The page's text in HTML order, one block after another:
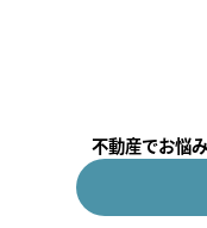
不動産でお悩